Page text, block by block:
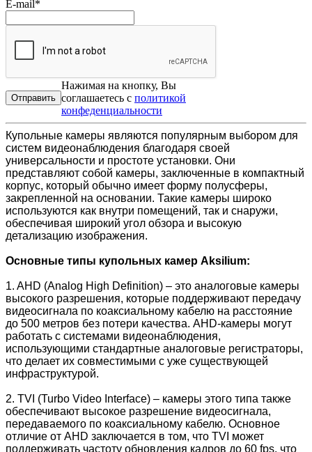
E-mail*
Нажимая на кнопку, Вы
соглашаетесь с политикой
конфеденциальности
Купольные камеры являются популярным выбором для
систем видеонаблюдения благодаря своей
универсальности и простоте установки. Они
представляют собой камеры, заключенные в компактный
корпус, который обычно имеет форму полусферы,
закрепленной на основании. Такие камеры широко
используются как внутри помещений, так и снаружи,
обеспечивая широкий угол обзора и высокую
детализацию изображения.
Основные типы купольных камер Aksilium:
1. AHD (Analog High Definition) – это аналоговые камеры
высокого разрешения, которые поддерживают передачу
видеосигнала по коаксиальному кабелю на расстояние
до 500 метров без потери качества. AHD-камеры могут
работать с системами видеонаблюдения,
использующими стандартные аналоговые регистраторы,
что делает их совместимыми с уже существующей
инфраструктурой.
2. TVI (Turbo Video Interface) – камеры этого типа также
обеспечивают высокое разрешение видеосигнала,
передаваемого по коаксиальному кабелю. Основное
отличие от AHD заключается в том, что TVI может
поддерживать частоту обновления кадров до 60 fps, что